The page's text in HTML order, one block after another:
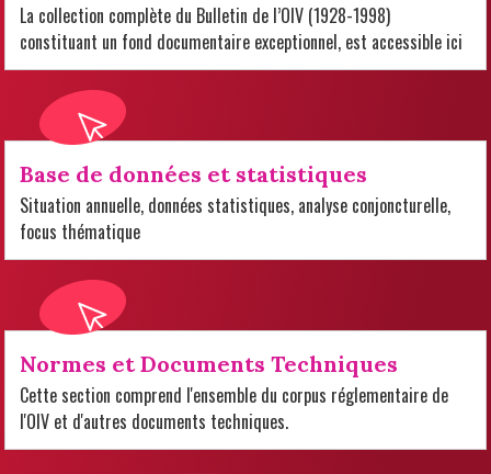
La collection complète du Bulletin de l’OIV (1928-1998)
constituant un fond documentaire exceptionnel, est accessible ici
Base de données et statistiques
Situation annuelle, données statistiques, analyse conjoncturelle,
focus thématique
Normes et Documents Techniques
Cette section comprend l'ensemble du corpus réglementaire de
l'OIV et d'autres documents techniques.